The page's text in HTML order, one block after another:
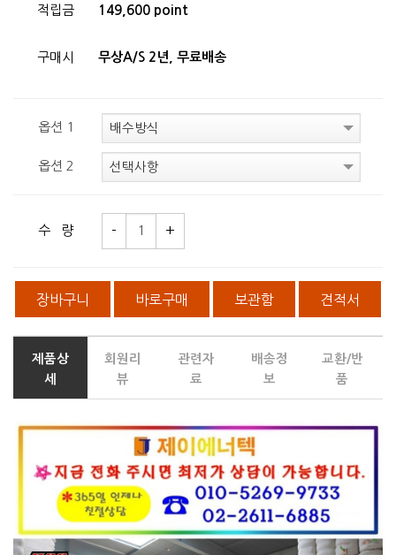
적립금 149,600 point
구매시 무상A/S 2년, 무료배송
옵션 1
옵션 2
수 량
장바구니 바로구매 보관함 견적서
제품상
세
회원리
뷰
관련자
료
배송정
보
교환/반
품